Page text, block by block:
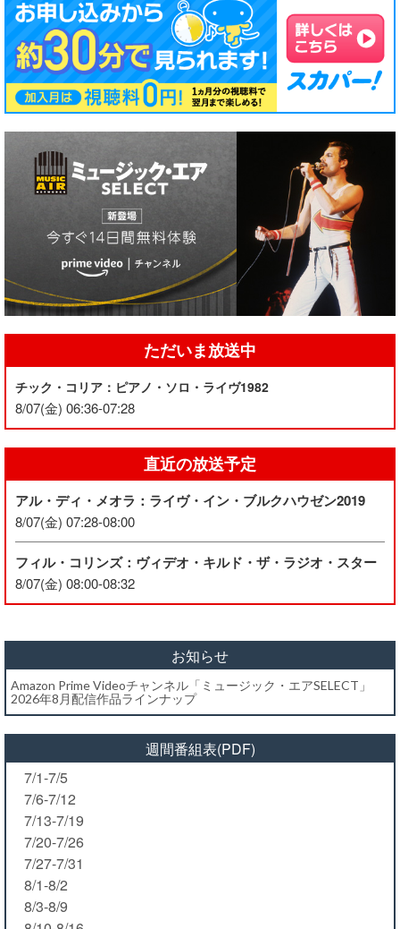
ただいま放送中
チック・コリア：ピアノ・ソロ・ライヴ1982
8/07(金) 06:36-07:28
直近の放送予定
アル・ディ・メオラ：ライヴ・イン・ブルクハウゼン2019
8/07(金) 07:28-08:00
フィル・コリンズ：ヴィデオ・キルド・ザ・ラジオ・スター
8/07(金) 08:00-08:32
お知らせ
Amazon Prime Videoチャンネル「ミュージック・エアSELECT」
2026年8月配信作品ラインナップ
週間番組表(PDF)
7/1-7/5
7/6-7/12
7/13-7/19
7/20-7/26
7/27-7/31
8/1-8/2
8/3-8/9